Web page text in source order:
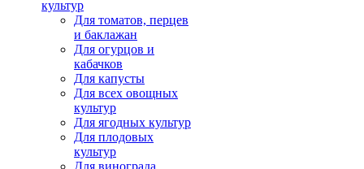
культур
Для томатов, перцев
и баклажан
Для огурцов и
кабачков
Для капусты
Для всех овощных
культур
Для ягодных культур
Для плодовых
культур
Для винограда